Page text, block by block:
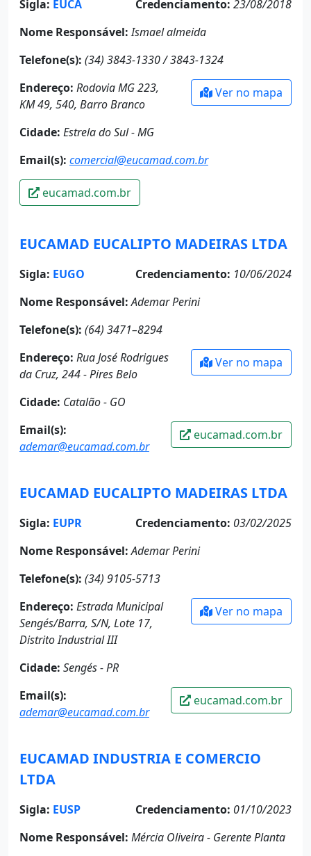
Sigla: EUCA Credenciamento: 23/08/2018
Nome Responsável: Ismael almeida
Telefone(s): (34) 3843-1330 / 3843-1324
Endereço: Rodovia MG 223,
KM 49, 540, Barro Branco
Cidade: Estrela do Sul - MG
Ver no mapa
Email(s): comercial@eucamad.com.br
eucamad.com.br
EUCAMAD EUCALIPTO MADEIRAS LTDA
Sigla: EUGO Credenciamento: 10/06/2024
Nome Responsável: Ademar Perini
Telefone(s): (64) 3471–8294
Endereço: Rua José Rodrigues
da Cruz, 244 - Pires Belo
Cidade: Catalão - GO
Ver no mapa
Email(s):
ademar@eucamad.com.br
eucamad.com.br
EUCAMAD EUCALIPTO MADEIRAS LTDA
Sigla: EUPR Credenciamento: 03/02/2025
Nome Responsável: Ademar Perini
Telefone(s): (34) 9105-5713
Endereço: Estrada Municipal
Sengés/Barra, S/N, Lote 17,
Distrito Industrial III
Cidade: Sengés - PR
Ver no mapa
Email(s):
ademar@eucamad.com.br
eucamad.com.br
EUCAMAD INDUSTRIA E COMERCIO
LTDA
Sigla: EUSP Credenciamento: 01/10/2023
Nome Responsável: Mércia Oliveira - Gerente Planta